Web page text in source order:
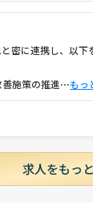
密に連携し、以下
施策の推進⋯もっ
求人をもっ